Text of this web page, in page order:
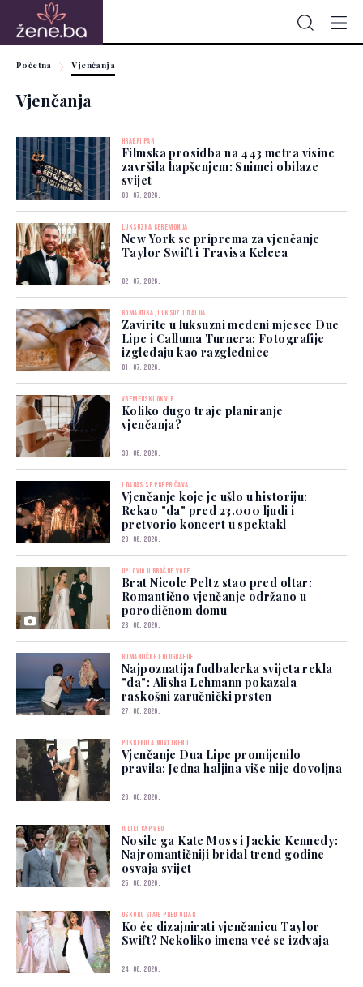
Početna Vjenčanja
Vjenčanja
HRABRI PAR
Filmska prosidba na 443 metra visine
završila hapšenjem: Snimci obilaze
svijet
03. 07. 2026.
LUKSUZNA CEREMONIJA
New York se priprema za vjenčanje
Taylor Swift i Travisa Kelcea
02. 07. 2026.
ROMANTIKA, LUKSUZ I ITALIJA
Zavirite u luksuzni medeni mjesec Due
Lipe i Calluma Turnera: Fotografije
izgledaju kao razglednice
01. 07. 2026.
VREMENSKI OKVIR
Koliko dugo traje planiranje
vjenčanja?
30. 06. 2026.
I DANAS SE PREPRIČAVA
Vjenčanje koje je ušlo u historiju:
Rekao "da" pred 23.000 ljudi i
pretvorio koncert u spektakl
29. 06. 2026.
UPLOVIO U BRAČNE VODE
Brat Nicole Peltz stao pred oltar:
Romantično vjenčanje održano u
porodičnom domu
28. 06. 2026.
ROMANTIČNE FOTOGRAFIJE
Najpoznatija fudbalerka svijeta rekla
"da": Alisha Lehmann pokazala
raskošni zaručnički prsten
27. 06. 2026.
POKRENULA NOVI TREND
Vjenčanje Dua Lipe promijenilo
pravila: Jedna haljina više nije dovoljna
26. 06. 2026.
JULIET CAP VEO
Nosile ga Kate Moss i Jackie Kennedy:
Najromantičniji bridal trend godine
osvaja svijet
25. 06. 2026.
USKORO STAJE PRED OLTAR
Ko će dizajnirati vjenčanicu Taylor
Swift? Nekoliko imena već se izdvaja
24. 06. 2026.